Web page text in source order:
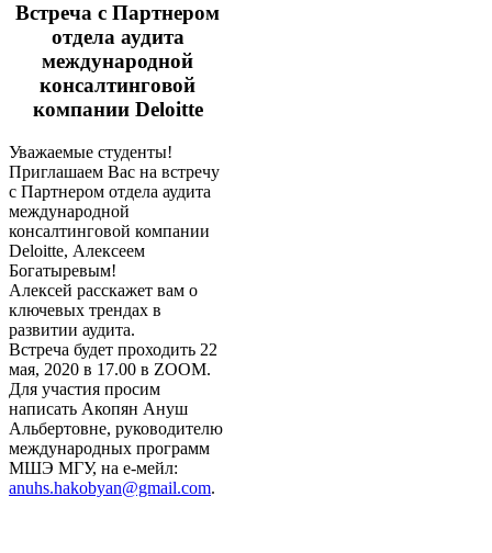
Встреча с Партнером
отдела аудита
международной
консалтинговой
компании Deloitte
Уважаемые студенты!
Приглашаем Вас на встречу
с Партнером отдела аудита
международной
консалтинговой компании
Deloitte, Алексеем
Богатыревым!
Алексей расскажет вам о
ключевых трендах в
развитии аудита.
Встреча будет проходить 22
мая, 2020 в 17.00 в ZOOM.
Для участия просим
написать Акопян Ануш
Альбертовне, руководителю
международных программ
МШЭ МГУ, на е-мейл:
anuhs.hakobyan@gmail.com.